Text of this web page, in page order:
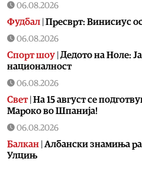
06.08.2026
Фудбал | Пресврт: Винисиус
06.08.2026
Спорт шоу | Дедото на Ноле:
националност
06.08.2026
Свет| На 15 август се
Мароко во Шпанија!
06.08.2026
Балкан | Албански знамиња
Улцињ